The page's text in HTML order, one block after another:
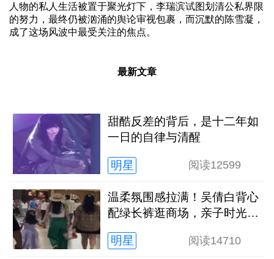
人物的私人生活被置于聚光灯下，李瑞滨试图划清公私界限
的努力，最终仍被汹涌的舆论审视包裹，而沉默的陈雪凝，
成了这场风波中最受关注的焦点。
最新文章
甜酷反差的背后，是十二年如
一日的自律与清醒
明星 阅读12599
温柔氛围感拉满！吴倩白背心
配绿长裤逛商场，亲子时光松
明星
阅读14710